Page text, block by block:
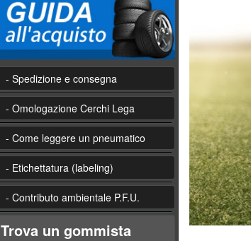
- Spedizione e consegna
- Omologazione Cerchi Lega
- Come leggere un pneumatico
- Etichettatura (labeling)
- Contributo ambientale P.F.U.
Trova un gommista